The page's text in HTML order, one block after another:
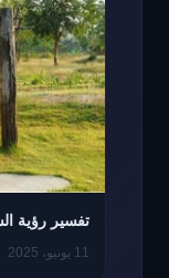
تفسير رؤية
11 يونيو، 2025